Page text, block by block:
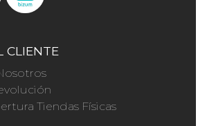
CLIENTE
Tiendas Físicas